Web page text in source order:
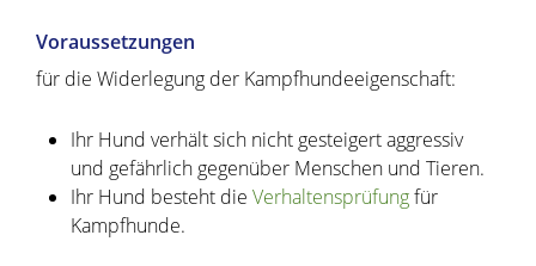
Voraussetzungen
für die Widerlegung der Kampfhundeeigenschaft:
Ihr Hund verhält sich nicht gesteigert aggressiv
und gefährlich gegenüber Menschen und Tieren.
Ihr Hund besteht die Verhaltensprüfungfür
Kampfhunde.